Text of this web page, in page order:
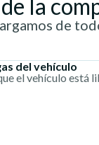
de la
de
del vehículo
el vehículo está